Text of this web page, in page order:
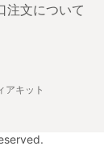
注文について
アキット